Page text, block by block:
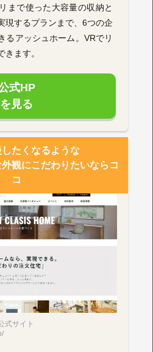
まで使った大容量の収納と
現するプランまで、6つの企
るアッシュホーム。VRでリ
きます。
式HP
を見る
たくなるような
観にこだわりたいならコ
コ
式サイト